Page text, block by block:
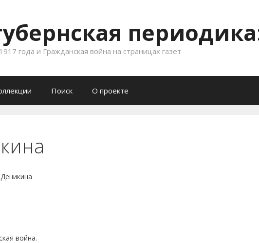
года и Гражданская война на страницах газет
Поиск О проекте
война.